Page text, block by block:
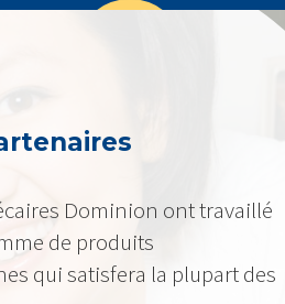
Dominion ont travaillé
de produits
qui satisfera la plupart des